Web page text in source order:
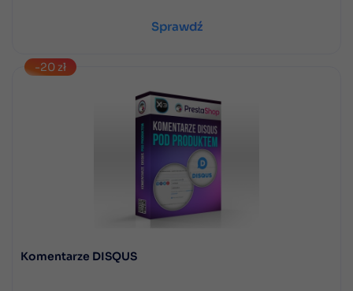
Sprawdź
-20 zł
Komentarze DISQUS